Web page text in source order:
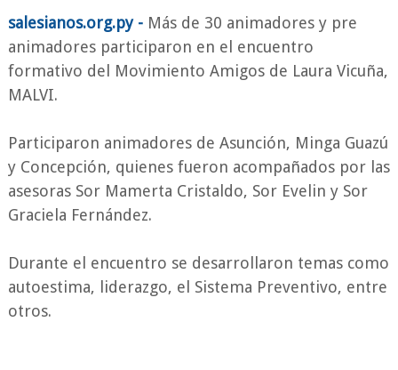
salesianos.org.py - Más de 30 animadores y pre
animadores participaron en el encuentro
formativo del Movimiento Amigos de Laura Vicuña,
MALVI.
Participaron animadores de Asunción, Minga Guazú
y Concepción, quienes fueron acompañados por las
asesoras Sor Mamerta Cristaldo, Sor Evelin y Sor
Graciela Fernández.
Durante el encuentro se desarrollaron temas como
autoestima, liderazgo, el Sistema Preventivo, entre
otros.